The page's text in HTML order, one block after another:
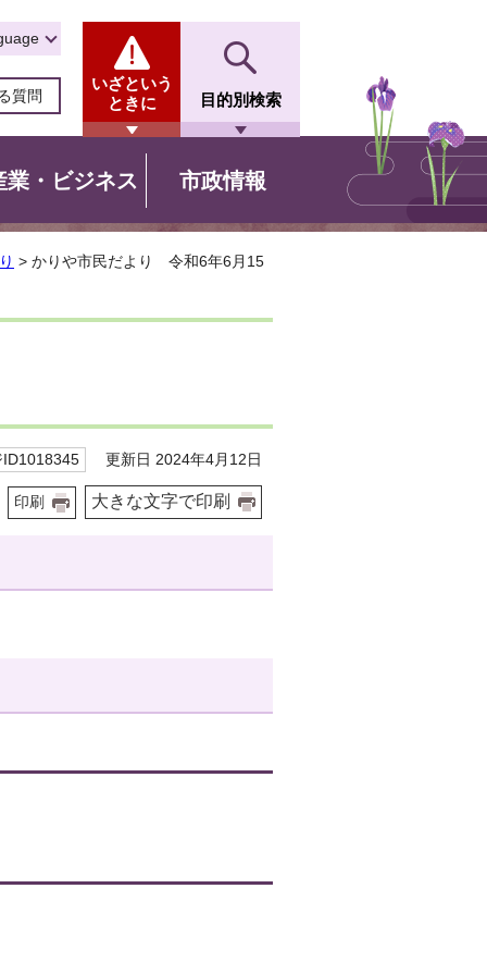
質問
いざという
ときに
目的別検索
業・ビジネス 市政情報
> かりや市民だより 令和6年6月15
ID1018345 更新日 2024年4月12日
印刷 大きな文字で印刷